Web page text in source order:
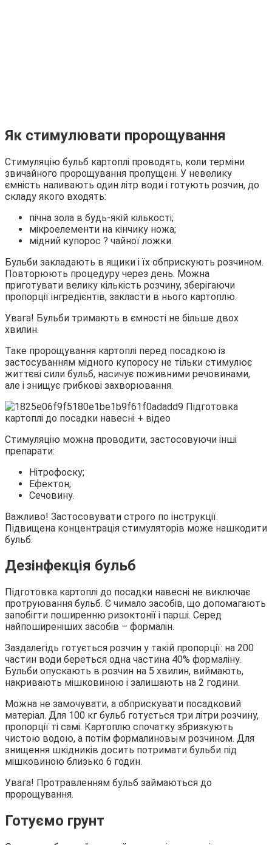
Як стимулювати пророщування
Стимуляцію бульб картоплі проводять, коли терміни
звичайного пророщування пропущені. У невелику
ємність наливають один літр води і готують розчин, до
складу якого входять:
пічна зола в будь-якій кількості;
мікроелементи на кінчику ножа;
мідний купорос ? чайної ложки.
Бульби закладають в ящики і їх обприскують розчином.
Повторюють процедуру через день. Можна
приготувати велику кількість розчину, зберігаючи
пропорції інгредієнтів, закласти в нього картоплю.
Увага! Бульби тримають в ємності не більше двох
хвилин.
Таке пророщування картоплі перед посадкою із
застосуванням мідного купоросу не тільки стимулює
життєві сили бульб, насичує поживними речовинами,
але і знищує грибкові захворювання.
Стимуляцію можна проводити, застосовуючи інші
препарати:
Нітрофоску;
Ефектон;
Сечовину.
Важливо! Застосовувати строго по інструкції.
Підвищена концентрація стимуляторів може нашкодити
бульб.
Дезінфекція бульб
Підготовка картоплі до посадки навесні не виключає
протруювання бульб. Є чимало засобів, що допомагають
запобігти поширенню ризоктонії і парші. Серед
найпоширеніших засобів – формалін.
Заздалегідь готується розчин у такій пропорції: на 200
частин води береться одна частина 40% формаліну.
Бульби опускають в розчин на 5 хвилин, виймають,
накривають мішковиною і залишають на 2 години.
Можна не замочувати, а обприскувати посадковий
матеріал. Для 100 кг бульб готується три літри розчину,
пропорції ті самі. Картоплю спочатку збризкують
чистою водою, а потім формалиновым розчином. Для
знищення шкідників досить потримати бульби під
мішковиною близько 6 годин.
Увага! Протравленням бульб займаються до
пророщування.
Готуємо грунт